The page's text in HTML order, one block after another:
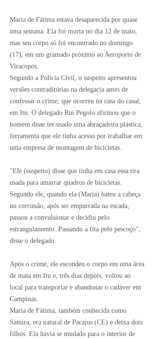
Maria de Fátima estava desaparecida por quase
uma semana. Ela foi morta no dia 12 de maio,
mas seu corpo só foi encontrado no domingo
(17), em um gramado próximo ao Aeroporto de
Viracopos
Segundo a Polícia Civil, o suspeito apresentou
versões contraditórias na delegacia antes de
confessar o crime, que ocorreu na casa do casal,
em Itu. O delegado Rui Pegolo afirmou que o
homem disse ter usado uma abraçadeira plástica,
ferramenta que ele tinha acesso por trabalhar em
uma empresa de montagem de bicicletas.
"Ele (suspeito) disse que tinha em casa essa tira
usada para amarrar quadros de bicicletas.
Segundo ele, quando ela (Maria) bateu a cabeça
no corrimão, após ser empurrada na escada,
passou a convulsionar e decidiu pelo
estrangulamento. Passando a fita pelo pescoço",
disse o delegado.
Após o crime, ele escondeu o corpo em uma área
de mata em Itu e, três dias depois, voltou ao
local para transportar e abandonar o cadáver em
Campinas
Maria de Fátima, também conhecida como
Samira, era natural de Pacajus (CE) e deixa dois
filhos. Ela havia se mudado para o interior de